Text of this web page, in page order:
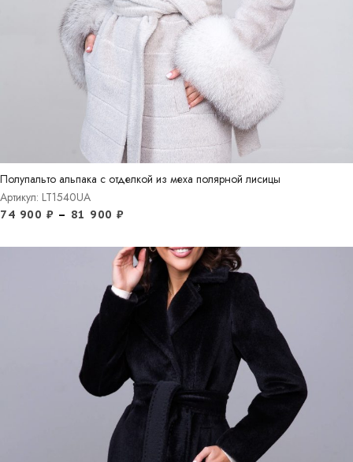
Полупальто альпака с отделкой из меха полярной лисицы
Артикул: LT1540UA
74 900 ₽ – 81 900 ₽